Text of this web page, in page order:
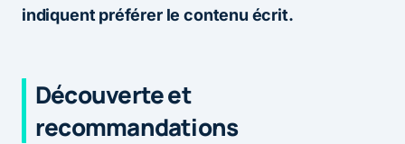
indiquent préférer le contenu écrit.
Découverte et
recommandations